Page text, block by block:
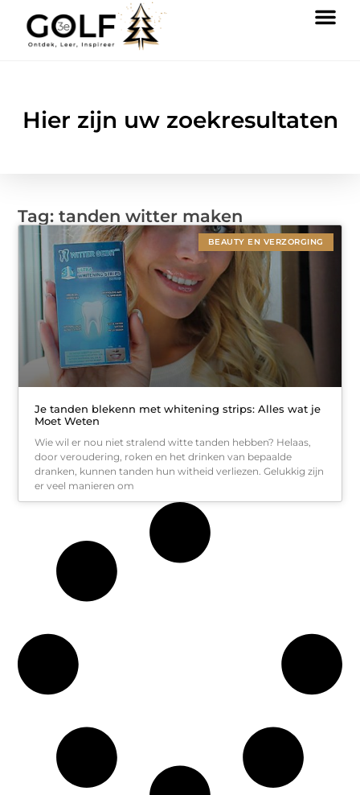
Hier zijn uw zoekresultaten
Tag: tanden witter maken
BEAUTY EN VERZORGING
Je tanden blekenn met whitening strips: Alles wat je
Moet Weten
Wie wil er nou niet stralend witte tanden hebben? Helaas,
door veroudering, roken en het drinken van bepaalde
dranken, kunnen tanden hun witheid verliezen. Gelukkig zijn
er veel manieren om